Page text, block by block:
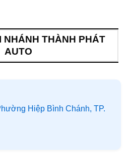
NHÁNH THÀNH PHÁT
AUTO
Hiệp Bình Chánh, TP.